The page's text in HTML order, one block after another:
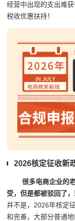
经营中出现的支出难
税收优惠扶持！
2026核定征收新
很多电商企业的
受，但是都被驳回了
并不是，2026年核定
和完善，大部分普通